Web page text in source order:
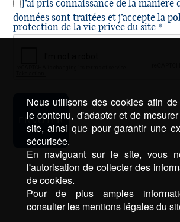
J’ai pris connaissance de la manière
données sont traitées et j’accepte la
protection de la vie privée du site *
Nous utilisons des cookies afin
le contenu, d'adapter et de
site, ainsi que pour garantir une
sécurisée.
En naviguant sur le site, vous
l'autorisation de collecter des
de cookies.
Pour de plus amples
consulter les mentions légales du